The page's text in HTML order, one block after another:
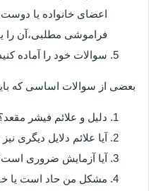
اعضای خانواده یا
فراموشی مطلبی،آن را
سوالات خود را آماده
بعضی از سوالات اساسی که
دلیل و علائم فیشر
آیا علائم دلایل دیگری نیز
آیا آزمایش ضروری
مشکل من حاد است یا